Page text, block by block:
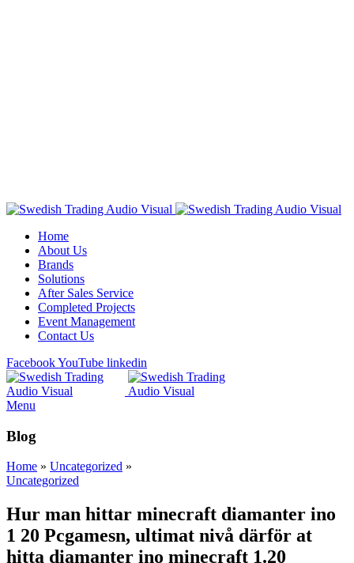
Home
About Us
Brands
Solutions
After Sales Service
Completed Projects
Event Management
Contact Us
FacebookYouTube linkedin
Menu
Blog
Home » Uncategorized »
Uncategorized
Hur man hittar minecraft diamanter ino
1 20 Pcgamesn, ultimat nivå därför at
hitta diamanter ino minecraft 1.20